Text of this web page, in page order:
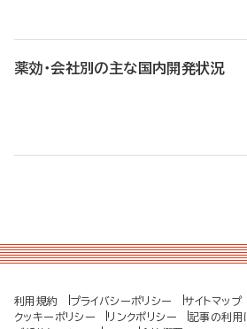
薬効・会社別の主な国内開発状況
利用規約 プライバシーポリシー サイトマップ
クッキーポリシー
リンクポリシー 記事の利用